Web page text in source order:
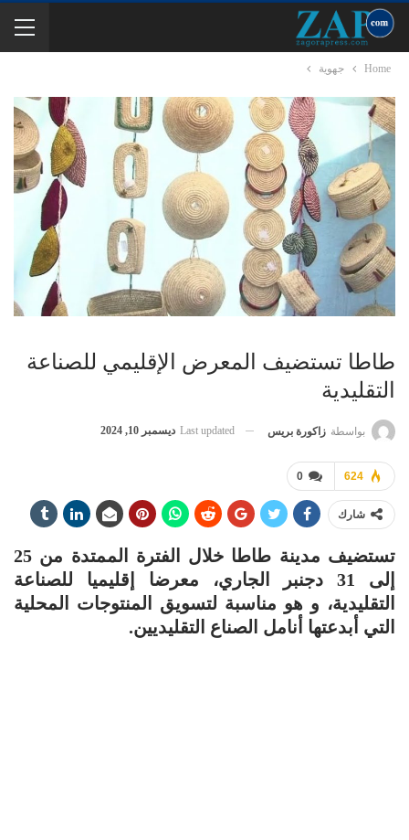
Home جهوية
طاطا تستضيف المعرض الإقليمي للصناعة
التقليدية
بواسطة زاكورة بريس Last updated ديسمبر 10, 2024
0 624
شارك
تستضيف مدينة طاطا خلال الفترة الممتدة من 25
إلى 31 دجنبر الجاري، معرضا إقليميا للصناعة
التقليدية، و هو مناسبة لتسويق المنتوجات المحلية
التي أبدعتها أنامل الصناع التقليديين.